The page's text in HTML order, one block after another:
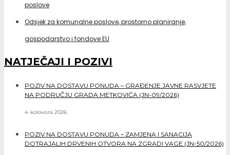
poslove
Odsjek za komunalne poslove, prostorno planiranje,
gospodarstvo i fondove EU
NATJEČAJI I POZIVI
POZIV NA DOSTAVU PONUDA – GRAĐENJE JAVNE RASVJETE
NA PODRUČJU GRADA METKOVIĆA (JN-09/2026)
4. kolovoza 2026.
POZIV NA DOSTAVU PONUDA – ZAMJENA I SANACIJA
DOTRAJALIH DRVENIH OTVORA NA ZGRADI VAGE (JN-50/2026)